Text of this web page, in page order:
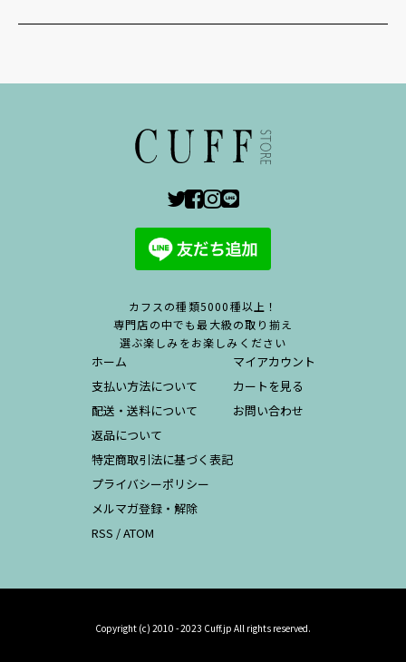
カフスの種類5000種以上！
専門店の中でも最大級の取り揃え
選ぶ楽しみをお楽しみください
ホーム
支払い方法について
配送・送料について
返品について
特定商取引法に基づく表記
プライバシーポリシー
メルマガ登録・解除
RSS /ATOM
マイアカウント
カートを見る
お問い合わせ
Copyright (c) 2010 - 2023 Cuff.jp All rights reserved.